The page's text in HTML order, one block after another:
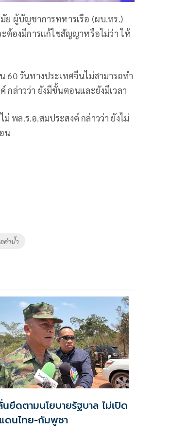
ย ผู้บัญชาการทหารเรือ (ผบ.ทร.)
ต้องมีการแก้ไขสัญญาหรือไม่ว่า ให้
60 วันทางประเทศจีนไม่สามารถทำ
ล่าวว่า ยังมีขั้นตอนและยังมีเวลา
พล.ร.อ.สมประสงค์ กล่าวว่า ยังไม่
น
ดำน้ำ
ยึดตามนโยบายรัฐบาล ไม่เปิด
ดนไทย-กัมพูชา